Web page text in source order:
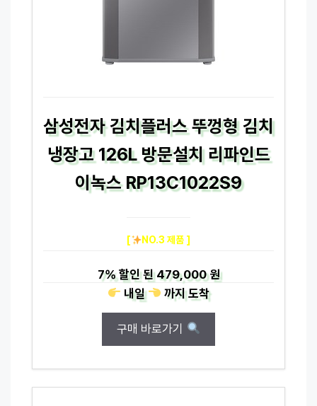
삼성전자 김치플러스 뚜껑형 김치
냉장고 126L 방문설치 리파인드
이녹스 RP13C1022S9
[ NO.3 제품 ]
7%할인 된479,000 원
내일
까지도착
구매 바로가기